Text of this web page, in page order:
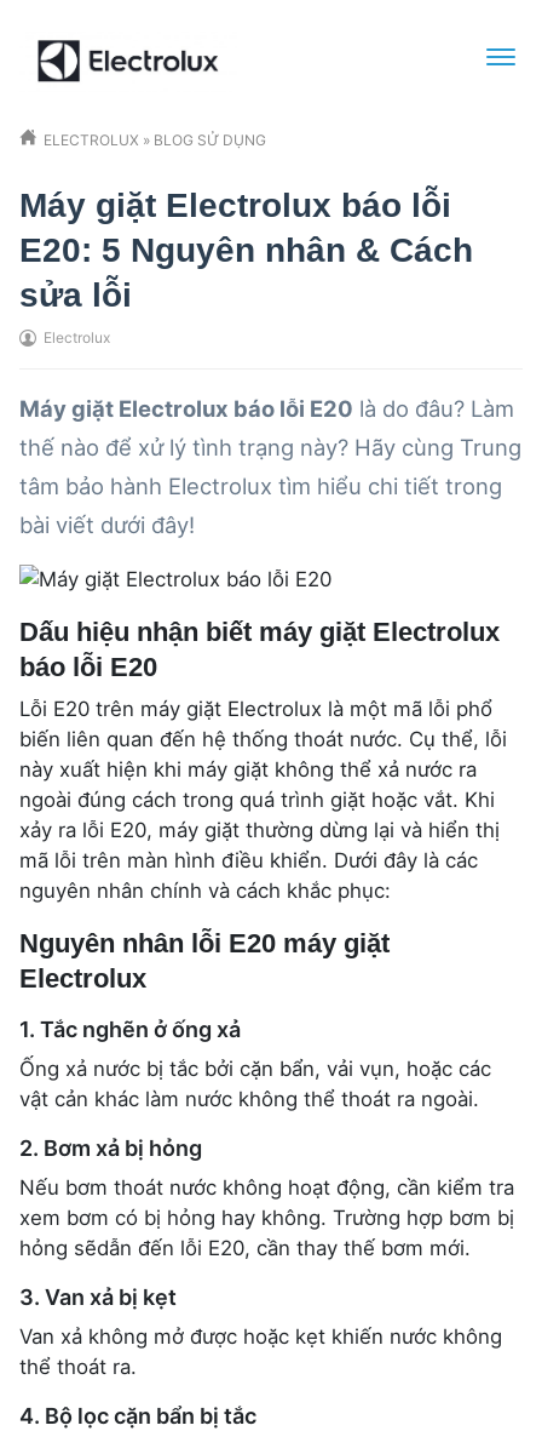
ELECTROLUX » BLOG SỬ DỤNG
Máy giặt Electrolux báo lỗi
E20: 5 Nguyên nhân & Cách
sửa lỗi
Electrolux
Máy giặt Electrolux báo lỗi E20 là do đâu? Làm
thế nào để xử lý tình trạng này? Hãy cùng Trung
tâm bảo hành Electrolux tìm hiểu chi tiết trong
bài viết dưới đây!
Dấu hiệu nhận biết máy giặt Electrolux
báo lỗi E20
Lỗi E20 trên máy giặt Electrolux là một mã lỗi phổ
biến liên quan đến hệ thống thoát nước. Cụ thể, lỗi
này xuất hiện khi máy giặt không thể xả nước ra
ngoài đúng cách trong quá trình giặt hoặc vắt. Khi
xảy ra lỗi E20, máy giặt thường dừng lại và hiển thị
mã lỗi trên màn hình điều khiển. Dưới đây là các
nguyên nhân chính và cách khắc phục:
Nguyên nhân lỗi E20 máy giặt
Electrolux
1. Tắc nghẽn ở ống xả
Ống xả nước bị tắc bởi cặn bẩn, vải vụn, hoặc các
vật cản khác làm nước không thể thoát ra ngoài.
2. Bơm xả bị hỏng
Nếu bơm thoát nước không hoạt động, cần kiểm tra
xem bơm có bị hỏng hay không. Trường hợp bơm bị
hỏng sẽdẫn đến lỗi E20, cần thay thế bơm mới.
3. Van xả bị kẹt
Van xả không mở được hoặc kẹt khiến nước không
thể thoát ra.
4. Bộ lọc cặn bẩn bị tắc